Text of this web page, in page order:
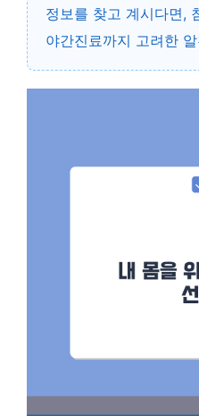
정보를 찾고 계시다면,
야간진료까지 고려한